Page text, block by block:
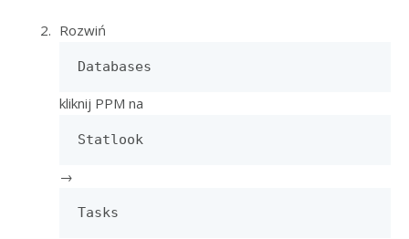
Rozwiń
Databases
kliknij PPM na
Statlook
→
Tasks